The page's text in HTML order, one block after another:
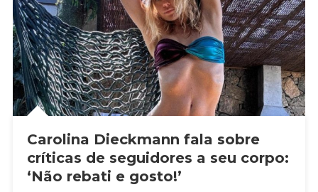
Carolina Dieckmann fala sobre
críticas de seguidores a seu corpo:
‘Não rebati e gosto!’